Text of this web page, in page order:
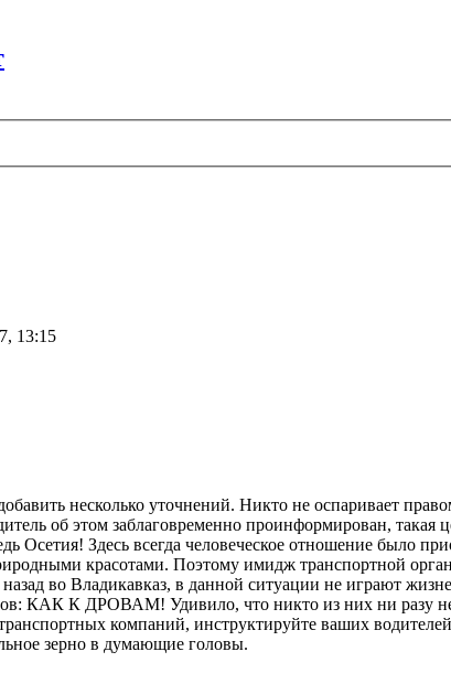
13:15
несколько уточнений. Никто не оспаривает
об этом заблаговременно проинформирован, такая
Осетия! Здесь всегда человеческое отношение было
красотами. Поэтому имидж транспортной
назад во Владикавказ, в данной ситуации не играют
КАК К ДРОВАМ! Удивило, что никто из них ни разу не
компаний, инструктируйте ваших
зерно в думающие головы.